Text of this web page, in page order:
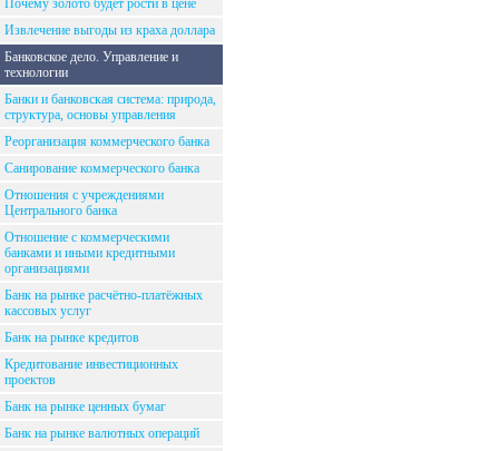
Почему золото будет рости в цене
Извлечение выгоды из краха доллара
Банковское дело. Управление и
технологии
Банки и банковская система: природа,
структура, основы управления
Реорганизация коммерческого банка
Санирование коммерческого банка
Отношения с учреждениями
Центрального банка
Отношение с коммерческими
банками и иными кредитными
организациями
Банк на рынке расчётно-платёжных
кассовых услуг
Банк на рынке кредитов
Кредитование инвестиционных
проектов
Банк на рынке ценных бумаг
Банк на рынке валютных операций